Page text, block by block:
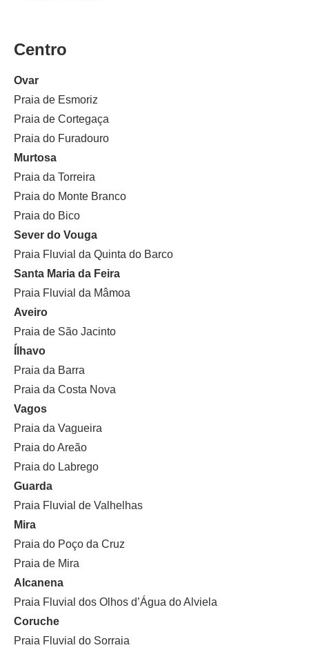
Centro
Ovar
Praia de Esmoriz
Praia de Cortegaça
Praia do Furadouro
Murtosa
Praia da Torreira
Praia do Monte Branco
Praia do Bico
Sever do Vouga
Praia Fluvial da Quinta do Barco
Santa Maria da Feira
Praia Fluvial da Mâmoa
Aveiro
Praia de São Jacinto
Ílhavo
Praia da Barra
Praia da Costa Nova
Vagos
Praia da Vagueira
Praia do Areão
Praia do Labrego
Guarda
Praia Fluvial de Valhelhas
Mira
Praia do Poço da Cruz
Praia de Mira
Alcanena
Praia Fluvial dos Olhos d’Água do Alviela
Coruche
Praia Fluvial do Sorraia